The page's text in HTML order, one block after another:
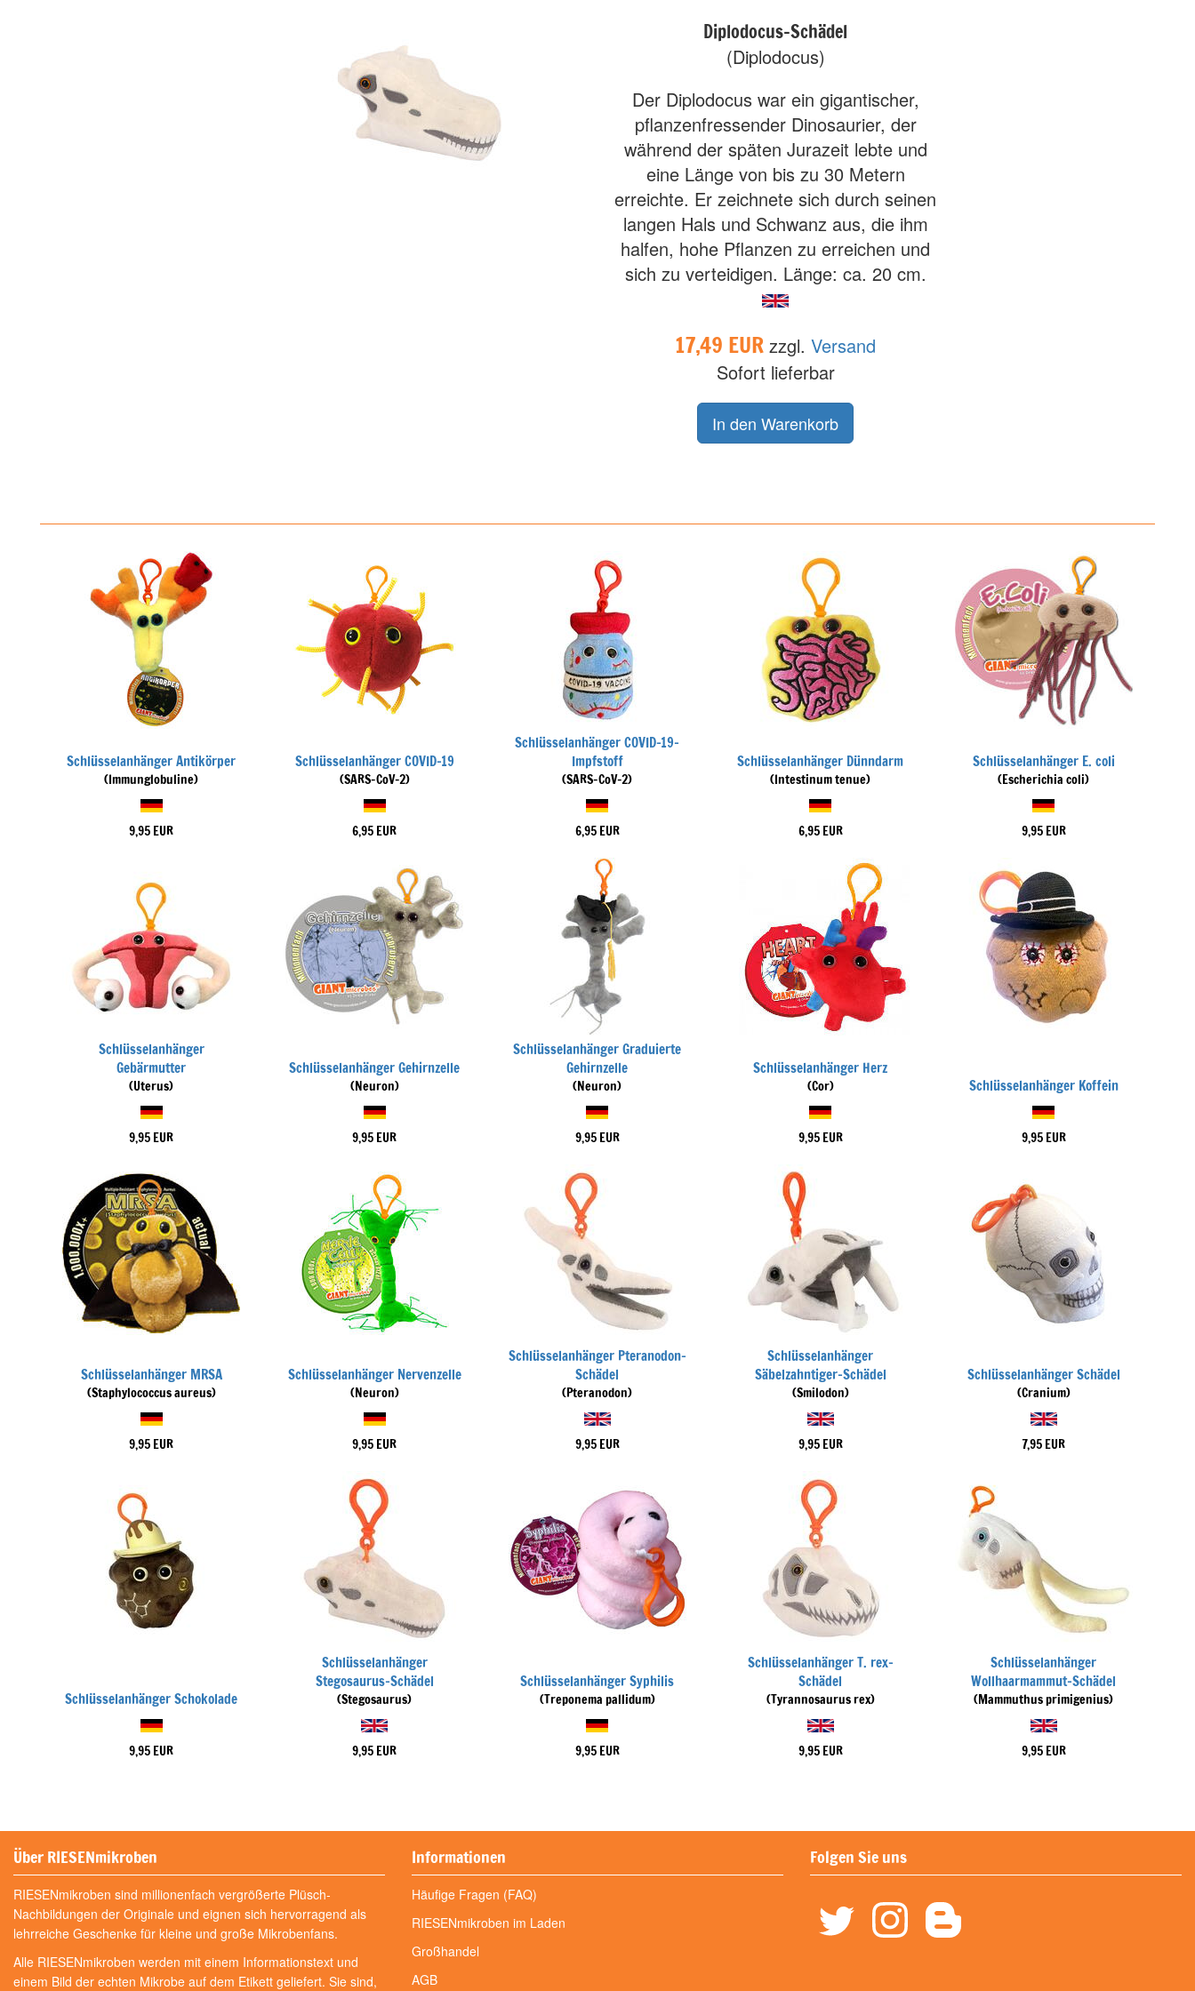
Diplodocus-Schädel
(Diplodocus)
Der Diplodocus war ein gigantischer,
pflanzenfressender Dinosaurier, der
während der späten Jurazeit lebte und
eine Länge von bis zu 30 Metern
erreichte. Er zeichnete sich durch seinen
langen Hals und Schwanz aus, die ihm
halfen, hohe Pflanzen zu erreichen und
sich zu verteidigen. Länge: ca. 20 cm.
17,49 EUR zzgl. Versand
Sofort lieferbar
Schlüsselanhänger Antikörper
(Immunglobuline)
9,95 EUR
Schlüsselanhänger COVID-19
(SARS-CoV-2)
6,95 EUR
Schlüsselanhänger COVID-19-
Impfstoff
(SARS-CoV-2)
6,95 EUR
Schlüsselanhänger Dünndarm
(Intestinum tenue)
6,95 EUR
Schlüsselanhänger E. coli
(Escherichia coli)
9,95 EUR
Schlüsselanhänger
Gebärmutter
(Uterus)
9,95 EUR
Schlüsselanhänger Gehirnzelle
(Neuron)
9,95 EUR
Schlüsselanhänger Graduierte
Gehirnzelle
(Neuron)
9,95 EUR
Schlüsselanhänger Herz
(Cor)
9,95 EUR
Schlüsselanhänger Koffein
9,95 EUR
Schlüsselanhänger MRSA
(Staphylococcus aureus)
9,95 EUR
Schlüsselanhänger Nervenzelle
(Neuron)
9,95 EUR
Schlüsselanhänger Pteranodon-
Schädel
(Pteranodon)
9,95 EUR
Schlüsselanhänger
Säbelzahntiger-Schädel
(Smilodon)
9,95 EUR
Schlüsselanhänger Schädel
(Cranium)
7,95 EUR
Schlüsselanhänger Schokolade
9,95 EUR
Schlüsselanhänger
Stegosaurus-Schädel
(Stegosaurus)
9,95 EUR
Schlüsselanhänger Syphilis
(Treponema pallidum)
9,95 EUR
Schlüsselanhänger T. rex-
Schädel
(Tyrannosaurus rex)
9,95 EUR
Schlüsselanhänger
Wollhaarmammut-Schädel
(Mammuthus primigenius)
9,95 EUR
Über RIESENmikroben
RIESENmikroben sind millionenfach vergrößerte Plüsch-
Nachbildungen der Originale und eignen sich hervorragend als
lehrreiche Geschenke für kleine und große Mikrobenfans.
Alle RIESENmikroben werden mit einem Informationstext und
einem Bild der echten Mikrobe auf dem Etikett geliefert. Sie sind,
Informationen
Häufige Fragen (FAQ)
RIESENmikroben im Laden
Großhandel
AGB
Folgen Sie uns